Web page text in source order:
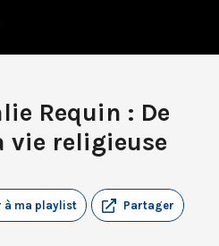
Requin : De
vie religieuse
Partager
à ma playlist